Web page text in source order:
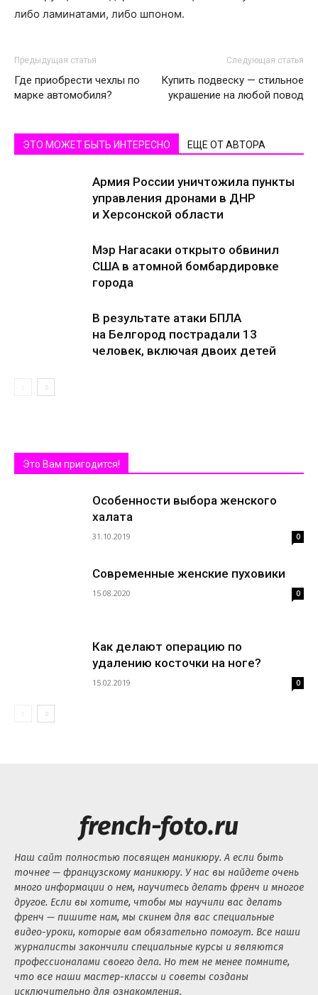
либо ламинатами, либо шпоном.
Предыдущая статья
Где приобрести чехлы по
марке автомобиля?
Следующая статья
Купить подвеску — стильное
украшение на любой повод
ЭТО МОЖЕТ БЫТЬ ИНТЕРЕСНО ЕЩЕ ОТ АВТОРА
Армия России уничтожила пункты
управления дронами в ДНР
и Херсонской области
Мэр Нагасаки открыто обвинил
США в атомной бомбардировке
города
В результате атаки БПЛА
на Белгород пострадали 13
человек, включая двоих детей
Это Вам пригодится!
Особенности выбора женского
халата
31.10.2019 0
Современные женские пуховики
15.08.2020 0
Как делают операцию по
удалению косточки на ноге?
15.02.2019 0
french-foto.ru
Наш сайт полностью посвящен маникюру. А если быть
точнее — французскому маникюру. У нас вы найдете очень
много информации о нем, научитесь делать френч и многое
другое. Если вы хотите, чтобы мы научили вас делать
френч — пишите нам, мы скинем для вас специальные
видео-уроки, которые вам обязательно помогут. Все наши
журналисты закончили специальные курсы и являются
профессионалами своего дела. Но тем не менее помните,
что все наши мастер-классы и советы созданы
исключительно для ознакомления.